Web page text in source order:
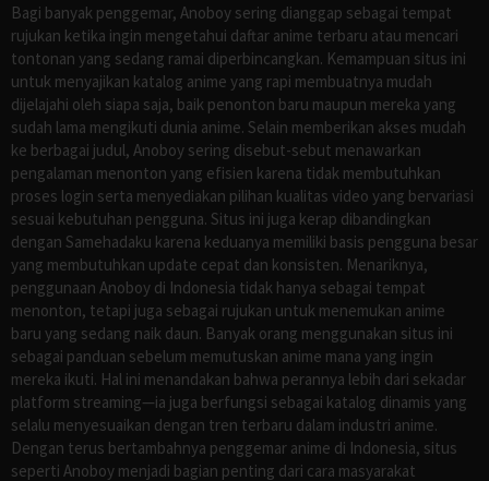
Bagi banyak penggemar, Anoboy sering dianggap sebagai tempat
rujukan ketika ingin mengetahui daftar anime terbaru atau mencari
tontonan yang sedang ramai diperbincangkan. Kemampuan situs ini
untuk menyajikan katalog anime yang rapi membuatnya mudah
dijelajahi oleh siapa saja, baik penonton baru maupun mereka yang
sudah lama mengikuti dunia anime. Selain memberikan akses mudah
ke berbagai judul, Anoboy sering disebut-sebut menawarkan
pengalaman menonton yang efisien karena tidak membutuhkan
proses login serta menyediakan pilihan kualitas video yang bervariasi
sesuai kebutuhan pengguna. Situs ini juga kerap dibandingkan
dengan Samehadaku karena keduanya memiliki basis pengguna besar
yang membutuhkan update cepat dan konsisten. Menariknya,
penggunaan Anoboy di Indonesia tidak hanya sebagai tempat
menonton, tetapi juga sebagai rujukan untuk menemukan anime
baru yang sedang naik daun. Banyak orang menggunakan situs ini
sebagai panduan sebelum memutuskan anime mana yang ingin
mereka ikuti. Hal ini menandakan bahwa perannya lebih dari sekadar
platform streaming—ia juga berfungsi sebagai katalog dinamis yang
selalu menyesuaikan dengan tren terbaru dalam industri anime.
Dengan terus bertambahnya penggemar anime di Indonesia, situs
seperti Anoboy menjadi bagian penting dari cara masyarakat